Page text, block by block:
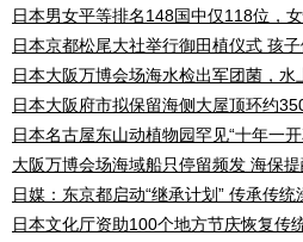
日本男女平等排名148国中仅118位，
日本京都松尾大社举行御田植仪式 孩
日本大阪万博会场海水检出军团菌，水
日本大阪府市拟保留海侧大屋顶环约
日本名古屋东山动植物园罕见“十年一
大阪万博会场海域船只停留频发 海保
日媒：东京都启动“继承计划” 传承传统
日本文化厅资助100个地方节庆恢复传